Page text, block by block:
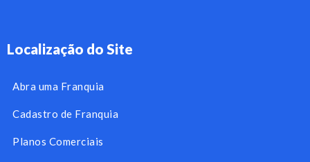
Localização do Site
Abra uma Franquia
Cadastro de Franquia
Planos Comerciais